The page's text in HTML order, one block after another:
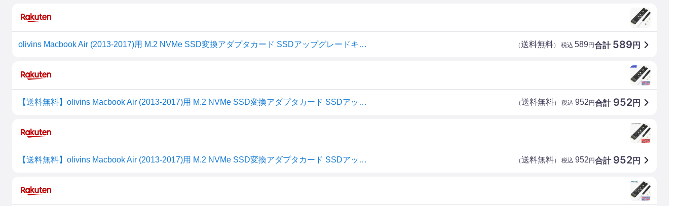
olivins Macbook Air (2013-2017)用 M.2 NVMe SSD変換アダプタカード SSDアップグレードキット 合計 589 円
（送料無料） 税込 589円
【送料無料】olivins Macbook Air (2013-2017)用 M.2 NVMe SSD変換アダプタカード SSDアップグレードキット 合計 952円
（送料無料） 税込 952円
【送料無料】olivins Macbook Air (2013-2017)用 M.2 NVMe SSD変換アダプタカード SSDアップグレードキット 色：ブラック 合計 952円
（送料無料） 税込 952円